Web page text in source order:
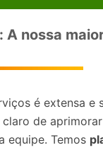
A nossa
é extensa e
de
equipe. Temos